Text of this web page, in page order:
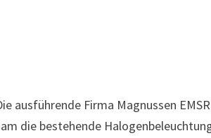
ausführende Firma Magnussen EMSR
die bestehende